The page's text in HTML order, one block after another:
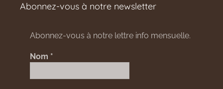
Abonnez-vous à notre newsletter
Abonnez-vous à notre lettre info mensuelle.
Nom *